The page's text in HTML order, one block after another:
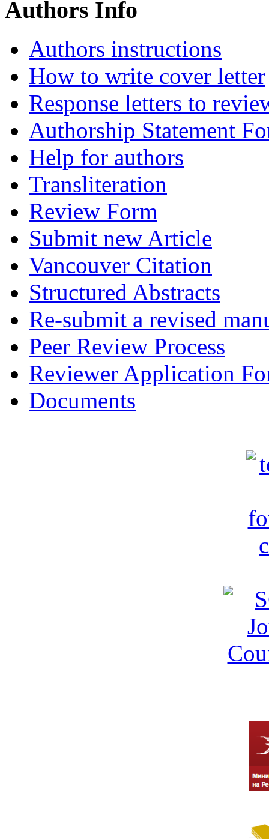
Authors Info
Authors instructions
How to write cover letter
Response letters to
Authorship Statement
Help for authors
Transliteration
Review Form
Submit new Article
Vancouver Citation
Structured Abstracts
Re-submit a revised
Peer Review Process
Reviewer Application
Documents